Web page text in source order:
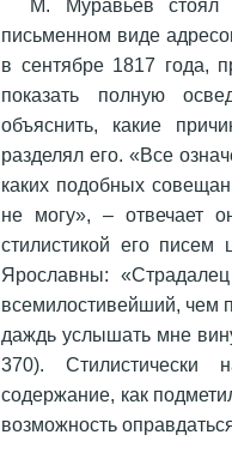
М. Муравьев стоял
письменном виде
в сентябре 1817 года,
показать полную
объяснить, какие
разделял его. «Все
каких подобных
не могу», – отвечает
стилистикой его
Ярославны:
всемилостивейший, чем
даждь услышать мне
370).
содержание, как
возможность